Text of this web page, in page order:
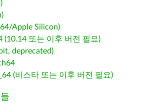
Apple Silicon)
(10.14 또는 이후 버전 필요)
deprecated)
(비스타 또는 이후 버전 필요)